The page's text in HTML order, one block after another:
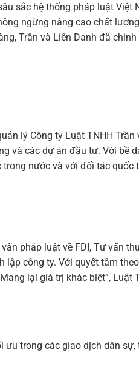
sắc hệ thống pháp luật Việt
ngừng nâng cao chất
Trần và Liên Danh đã
lý Công ty Luật TNHH
và các dự án đầu tư. Với bề
nước và với đối tác quốc
pháp luật về FDI, Tư vấn
công ty. Với quyết tâm
lại giá trị khác biệt”,
trong các giao dịch dân